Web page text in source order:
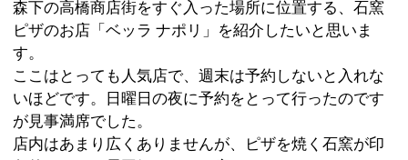
メニューを見るとお値段がどれもお高め。きっと自信
があるからだ・・・。と自分に言い聞かせ、早速3枚の
ピザを注文することに。
まずはじめに出てきたのが、4種類のチーズを使用した
「クアトロフォルマッジ」。具はチーズだけですが、
モッツァレラチーズ、ゴルゴンゾーラ、 タレッジョ、
パルメザンチーズと贅沢なチーズ達が生地の上に広が
っていて、味や香りはもちろんのこと、チーズと生地
のコンビネーションも絶妙でした。
焼きたての生地は厚みがあり、しっとり、モチモチ感